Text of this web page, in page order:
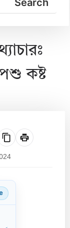
কষ্ট